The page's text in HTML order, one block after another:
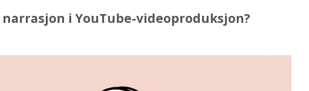
i YouTube-videoproduksjon?